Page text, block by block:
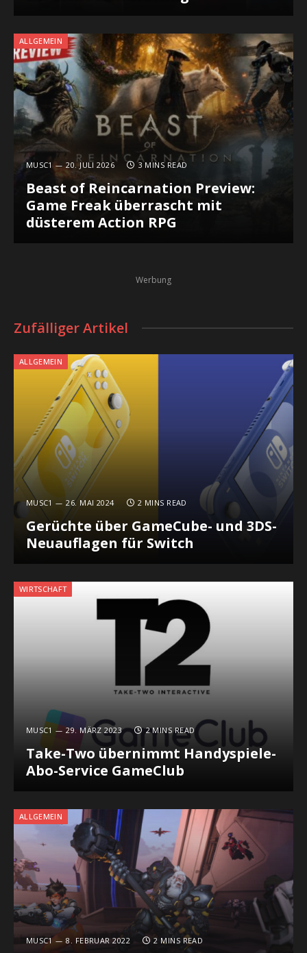
ALLGEMEIN
MUSC1 20. JULI 2026 3 MINS READ
Beast of Reincarnation Preview:
Game Freak überrascht mit
düsterem Action RPG
Werbung
Zufälliger Artikel
ALLGEMEIN
MUSC1 26. MAI 2024 2 MINS READ
Gerüchte über GameCube- und 3DS-
Neuauflagen für Switch
WIRTSCHAFT
MUSC1 29. MÄRZ 2023 2 MINS READ
Take-Two übernimmt Handyspiele-
Abo-Service GameClub
ALLGEMEIN
MUSC1 8. FEBRUAR 2022 2 MINS READ